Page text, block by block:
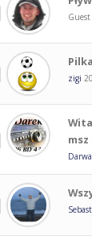
Guest
zigi